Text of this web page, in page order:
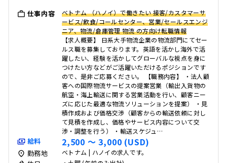
仕事内容
ベトナム （ハノイ）で働きたい 接客/カスタマーサ
ービス/飲食/コールセンター、営業/セールスエンジ
ニア、物流/倉庫管理 物流 の方向け転職情報
【求人概要】 日系大手物流企業の物流部門にてセー
ルス職を募集しております。英語を活かし海外で活
躍したい、経験を活かしてグローバルな視点を身に
つけたい方などがご活躍いただけるポジションです
ので、是非ご応募ください。 【職務内容】 ・法人顧
客への国際物流サービスの提案営業（輸出入貨物の
航空・海上輸送に関する営業活動を行い、顧客ニー
ズに応じた最適な物流ソリューションを提案） ・見
積作成および価格交渉（顧客からの輸送依頼に対し
て見積を作成し、価格やサービス内容について交
渉・調整を行う） ・輸送スケジュ…
給料 2,500 〜 3,000 (USD)
勤務地 ベトナム | ハノイの求人です。